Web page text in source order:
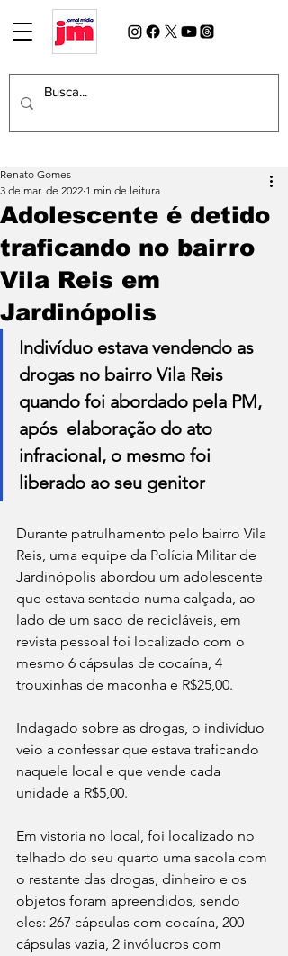
Adolescente é detido
traficando no bairro
Vila Reis em
Jardinópolis
Renato Gomes
3 de mar. de 2022 1 min de leitura
Indivíduo estava vendendo as
drogas no bairro Vila Reis
quando foi abordado pela PM,
após  elaboração do ato
infracional, o mesmo foi
liberado ao seu genitor
Durante patrulhamento pelo bairro Vila
Reis, uma equipe da Polícia Militar de
Jardinópolis abordou um adolescente
que estava sentado numa calçada, ao
lado de um saco de recicláveis, em
revista pessoal foi localizado com o
mesmo 6 cápsulas de cocaína, 4
trouxinhas de maconha e R$25,00.
Indagado sobre as drogas, o indivíduo
veio a confessar que estava traficando
naquele local e que vende cada
unidade a R$5,00.
Em vistoria no local, foi localizado no
telhado do seu quarto uma sacola com
o restante das drogas, dinheiro e os
objetos foram apreendidos, sendo
eles: 267 cápsulas com cocaína, 200
cápsulas vazia, 2 invólucros com